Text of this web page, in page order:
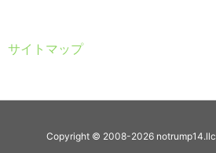
サイトマップ
Copyright © 2008-2026 notrump14.llc